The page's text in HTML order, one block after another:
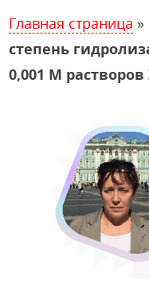
Главная страница »
степень
0,001 М растворов